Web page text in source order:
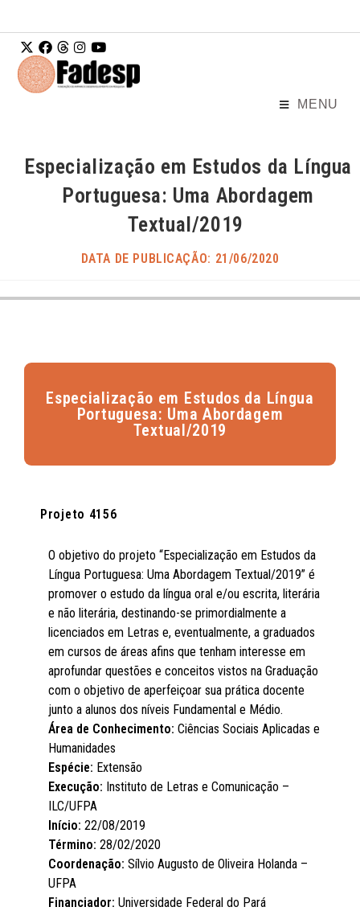
conteúdo
MENU
Especialização em Estudos da Língua
Portuguesa: Uma Abordagem
Textual/2019
DATA DE PUBLICAÇÃO: 21/06/2020
Especialização em Estudos da Língua
Portuguesa: Uma Abordagem
Textual/2019
Projeto 4156
O objetivo do projeto “Especialização em Estudos da
Língua Portuguesa: Uma Abordagem Textual/2019” é
promover o estudo da língua oral e/ou escrita, literária
e não literária, destinando-se primordialmente a
licenciados em Letras e, eventualmente, a graduados
em cursos de áreas afins que tenham interesse em
aprofundar questões e conceitos vistos na Graduação
com o objetivo de aperfeiçoar sua prática docente
junto a alunos dos níveis Fundamental e Médio.
Área de Conhecimento: Ciências Sociais Aplicadas e
Humanidades
Espécie: Extensão
Execução: Instituto de Letras e Comunicação –
ILC/UFPA
Início: 22/08/2019
Término: 28/02/2020
Coordenação: Sílvio Augusto de Oliveira Holanda –
UFPA
Financiador: Universidade Federal do Pará